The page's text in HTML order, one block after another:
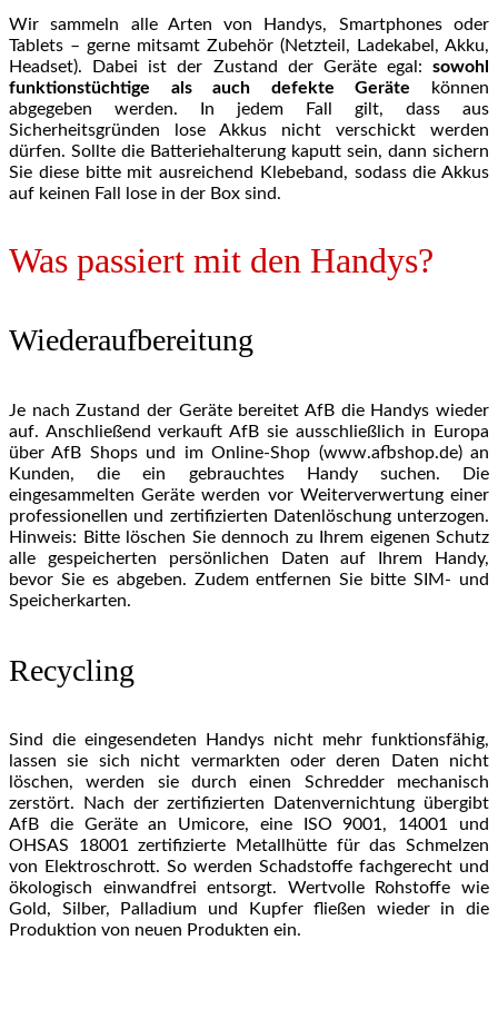
Wir sammeln alle Arten von Handys, Smartphones oder
Tablets – gerne mitsamt Zubehör (Netzteil, Ladekabel, Akku,
Headset). Dabei ist der Zustand der Geräte egal: sowohl
funktionstüchtige als auch defekte Geräte können
abgegeben werden. In jedem Fall gilt, dass aus
Sicherheitsgründen lose Akkus nicht verschickt werden
dürfen. Sollte die Batteriehalterung kaputt sein, dann sichern
Sie diese bitte mit ausreichend Klebeband, sodass die Akkus
auf keinen Fall lose in der Box sind.
Was passiert mit den Handys?
Wiederaufbereitung
Je nach Zustand der Geräte bereitet AfB die Handys wieder
auf. Anschließend verkauft AfB sie ausschließlich in Europa
über AfB Shops und im Online-Shop (www.afbshop.de) an
Kunden, die ein gebrauchtes Handy suchen. Die
eingesammelten Geräte werden vor Weiterverwertung einer
professionellen und zertifizierten Datenlöschung unterzogen.
Hinweis: Bitte löschen Sie dennoch zu Ihrem eigenen Schutz
alle gespeicherten persönlichen Daten auf Ihrem Handy,
bevor Sie es abgeben. Zudem entfernen Sie bitte SIM- und
Speicherkarten.
Recycling
Sind die eingesendeten Handys nicht mehr funktionsfähig,
lassen sie sich nicht vermarkten oder deren Daten nicht
löschen, werden sie durch einen Schredder mechanisch
zerstört. Nach der zertifizierten Datenvernichtung übergibt
AfB die Geräte an Umicore, eine ISO 9001, 14001 und
OHSAS 18001 zertifizierte Metallhütte für das Schmelzen
von Elektroschrott. So werden Schadstoffe fachgerecht und
ökologisch einwandfrei entsorgt. Wertvolle Rohstoffe wie
Gold, Silber, Palladium und Kupfer fließen wieder in die
Produktion von neuen Produkten ein.